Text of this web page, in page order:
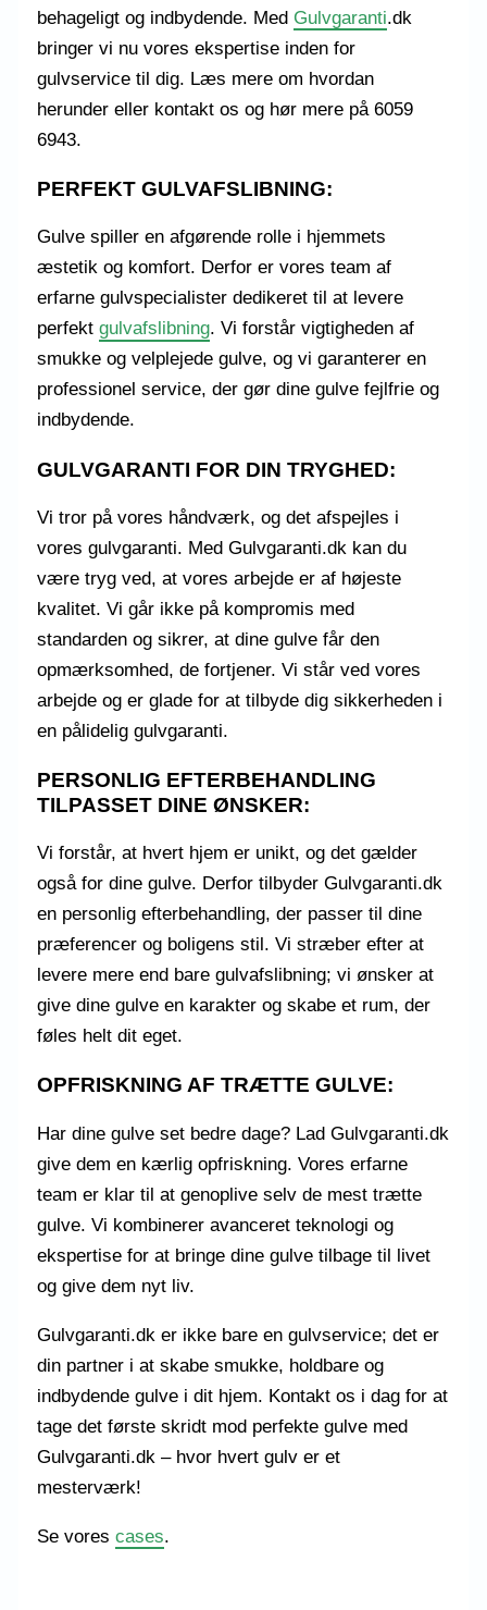
behageligt og indbydende. Med Gulvgaranti.dk
bringer vi nu vores ekspertise inden for
gulvservice til dig. Læs mere om hvordan
herunder eller kontakt os og hør mere på 6059
6943.
PERFEKT GULVAFSLIBNING:
Gulve spiller en afgørende rolle i hjemmets
æstetik og komfort. Derfor er vores team af
erfarne gulvspecialister dedikeret til at levere
perfektgulvafslibning. Vi forstår vigtigheden af
smukke og velplejede gulve, og vi garanterer en
professionel service, der gør dine gulve fejlfrie og
indbydende.
GULVGARANTI FOR DIN TRYGHED:
Vi tror på vores håndværk, og det afspejles i
vores gulvgaranti. Med Gulvgaranti.dk kan du
være tryg ved, at vores arbejde er af højeste
kvalitet. Vi går ikke på kompromis med
standarden og sikrer, at dine gulve får den
opmærksomhed, de fortjener. Vi står ved vores
arbejde og er glade for at tilbyde dig sikkerheden i
en pålidelig gulvgaranti.
PERSONLIG EFTERBEHANDLING
TILPASSET DINE ØNSKER:
Vi forstår, at hvert hjem er unikt, og det gælder
også for dine gulve. Derfor tilbyder Gulvgaranti.dk
en personlig efterbehandling, der passer til dine
præferencer og boligens stil. Vi stræber efter at
levere mere end bare gulvafslibning; vi ønsker at
give dine gulve en karakter og skabe et rum, der
føles helt dit eget.
OPFRISKNING AF TRÆTTE GULVE:
Har dine gulve set bedre dage? Lad Gulvgaranti.dk
give dem en kærlig opfriskning. Vores erfarne
team er klar til at genoplive selv de mest trætte
gulve. Vi kombinerer avanceret teknologi og
ekspertise for at bringe dine gulve tilbage til livet
og give dem nyt liv.
Gulvgaranti.dk er ikke bare en gulvservice; det er
din partner i at skabe smukke, holdbare og
indbydende gulve i dit hjem. Kontakt os i dag for at
tage det første skridt mod perfekte gulve med
Gulvgaranti.dk – hvor hvert gulv er et
mesterværk!
Se vorescases.